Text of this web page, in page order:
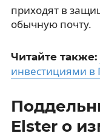
приходят в
обычную почту.
Читайте также:
инвестициями в
Elster о